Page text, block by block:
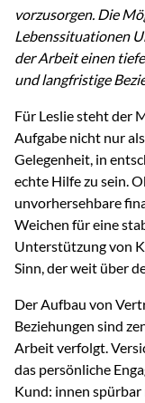
vorzusorgen. Die
Lebenssituationen
der Arbeit einen
und langfristige
Für Leslie steht der
Aufgabe nicht nur
Gelegenheit, in
echte Hilfe zu sein.
unvorhersehbare
Weichen für eine
Unterstützung von
Sinn, der weit über
Der Aufbau von
Beziehungen sind
Arbeit verfolgt.
das persönliche
Kund: innen spürbar